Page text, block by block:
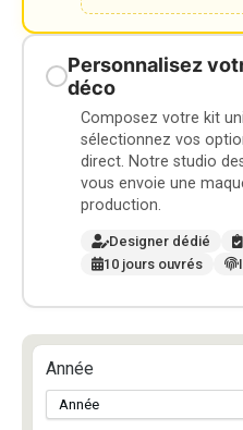
Personnalisez
déco
Composez votre kit
sélectionnez vos
direct. Notre studio
vous envoie une
production.
Designer dédié
10 jours ouvrés
Année